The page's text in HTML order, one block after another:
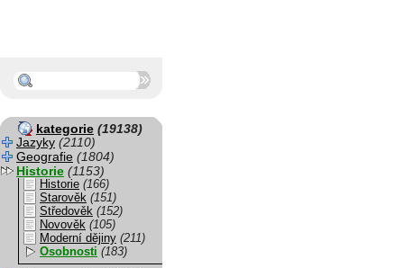
kategorie (19138)
Jazyky (2110)
Geografie (1804)
Historie (1153)
Historie (166)
Starověk (151)
Středověk (152)
Novověk (105)
Moderní dějiny (211)
Osobnosti (183)